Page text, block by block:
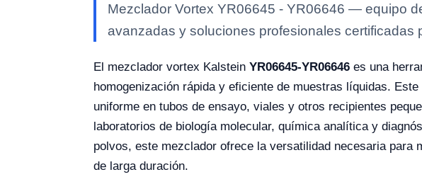
Mezclador Vortex YR06645 - YR06646 — equipo
avanzadas y soluciones profesionales certificadas
El mezclador vortex Kalstein YR06645-YR06646 es una
homogenización rápida y eficiente de muestras líquidas.
uniforme en tubos de ensayo, viales y otros recipientes
laboratorios de biología molecular, química analítica y
polvos, este mezclador ofrece la versatilidad necesaria para
de larga duración.